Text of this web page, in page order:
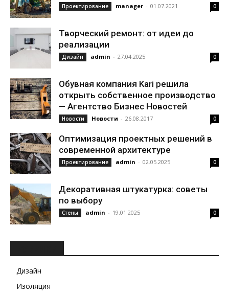
Проектирование manager - 01.07.2021 0
Творческий ремонт: от идеи до
реализации
Дизайн admin - 27.04.2025 0
Обувная компания Kari решила
открыть собственное производство
— Агентство Бизнес Новостей
Новости Новости - 26.08.2017 0
Оптимизация проектных решений в
современной архитектуре
Проектирование admin - 02.05.2025 0
Декоративная штукатурка: советы
по выбору
Стены admin - 19.01.2025 0
Дизайн
Изоляция